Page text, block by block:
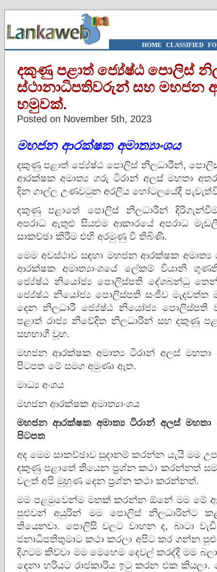
HOME | CLASSIFIED|
දකුණු පළාත් ජ්‍යේෂ්ඨ පොලිස්
ස්ථානාධිපතිවරුන් සහ මහජන
හමුවක්.
Posted on November 5th, 2023
මහජන ආරක්ෂක අමාත්‍යාංශය
දකුණු පළාත් ජ්‍යේෂ්ඨ පොලිස් නිලධාරීන්,
ආරක්ෂක අමාත්‍ය ගරු ටිරාන් අලස් මහතා අතර
දින ගාල්ල උණවටුන අරලිය හෝටලයේදී
දකුණු පළාතේ පොලිස් නිලධාරීන්
අපරාධ ඇතුළු සියළුම ආකාරයේ අපරාධ
සාකච්ඡා කිරීම එහි අරමුණු වී තිබිණි.
මෙම අවස්ථාව සඳහා මහජන ආරක්ෂක
ආරක්ෂක අමාත්‍යාංශයේ ලේකම් වියානි
ජ්‍යේෂ්ඨ නියෝජ්‍ය පොලිස්පති දේශබන්ධු
ජ්‍යේෂ්ඨ නියෝජ්‍ය පොලිස්පති සංජීව මැදවත්ත
දෙන නිලධාරී ජ්‍යේෂ්ඨ නියෝජ්‍ය පොලිස්පති
පළාත් රාජ්‍ය නිවේදිත නිලධාරීන් සහ දකුණු
සහභාගී වූහ.
මහජන ආරක්ෂක අමාත්‍ය ටිරාන් අලස්
පිටපත මේ සමග අමුණා ඇත.
මාධ්‍ය අංශය
මහජන ආරක්ෂක අමාත්‍යාංශය
මහජන ආරක්ෂක අමාත්‍ය ටිරාන් අලස්
පිටපත
අද මෙම සාකච්ඡාව සුදානම් කරන්න යැයි මම
දකුණු පළාතේ තියෙන ප්‍රශ්න කථා කරන්නත්
වලත් අපි මුහුණ දෙන ප්‍රශ්න කථා කරන්නත්.
මම පළමුවෙන්ම මතක් කරන්න ඕනේ මම මේ
පුළුවන් අයුරින් මම පොලිස් නිලධාරින්ට
තියෙනවා. පොලිසි වලට වාහන ද, බාටා
ජනාධිපතිතුමාට කථා කරලා අපිට කර ගන්න
දිගටම කිව්වා මම මෙහෙම දෙවල් කරද්දි මම
දෙනා හරියට රාජකාරිය ඉටු කරන එක